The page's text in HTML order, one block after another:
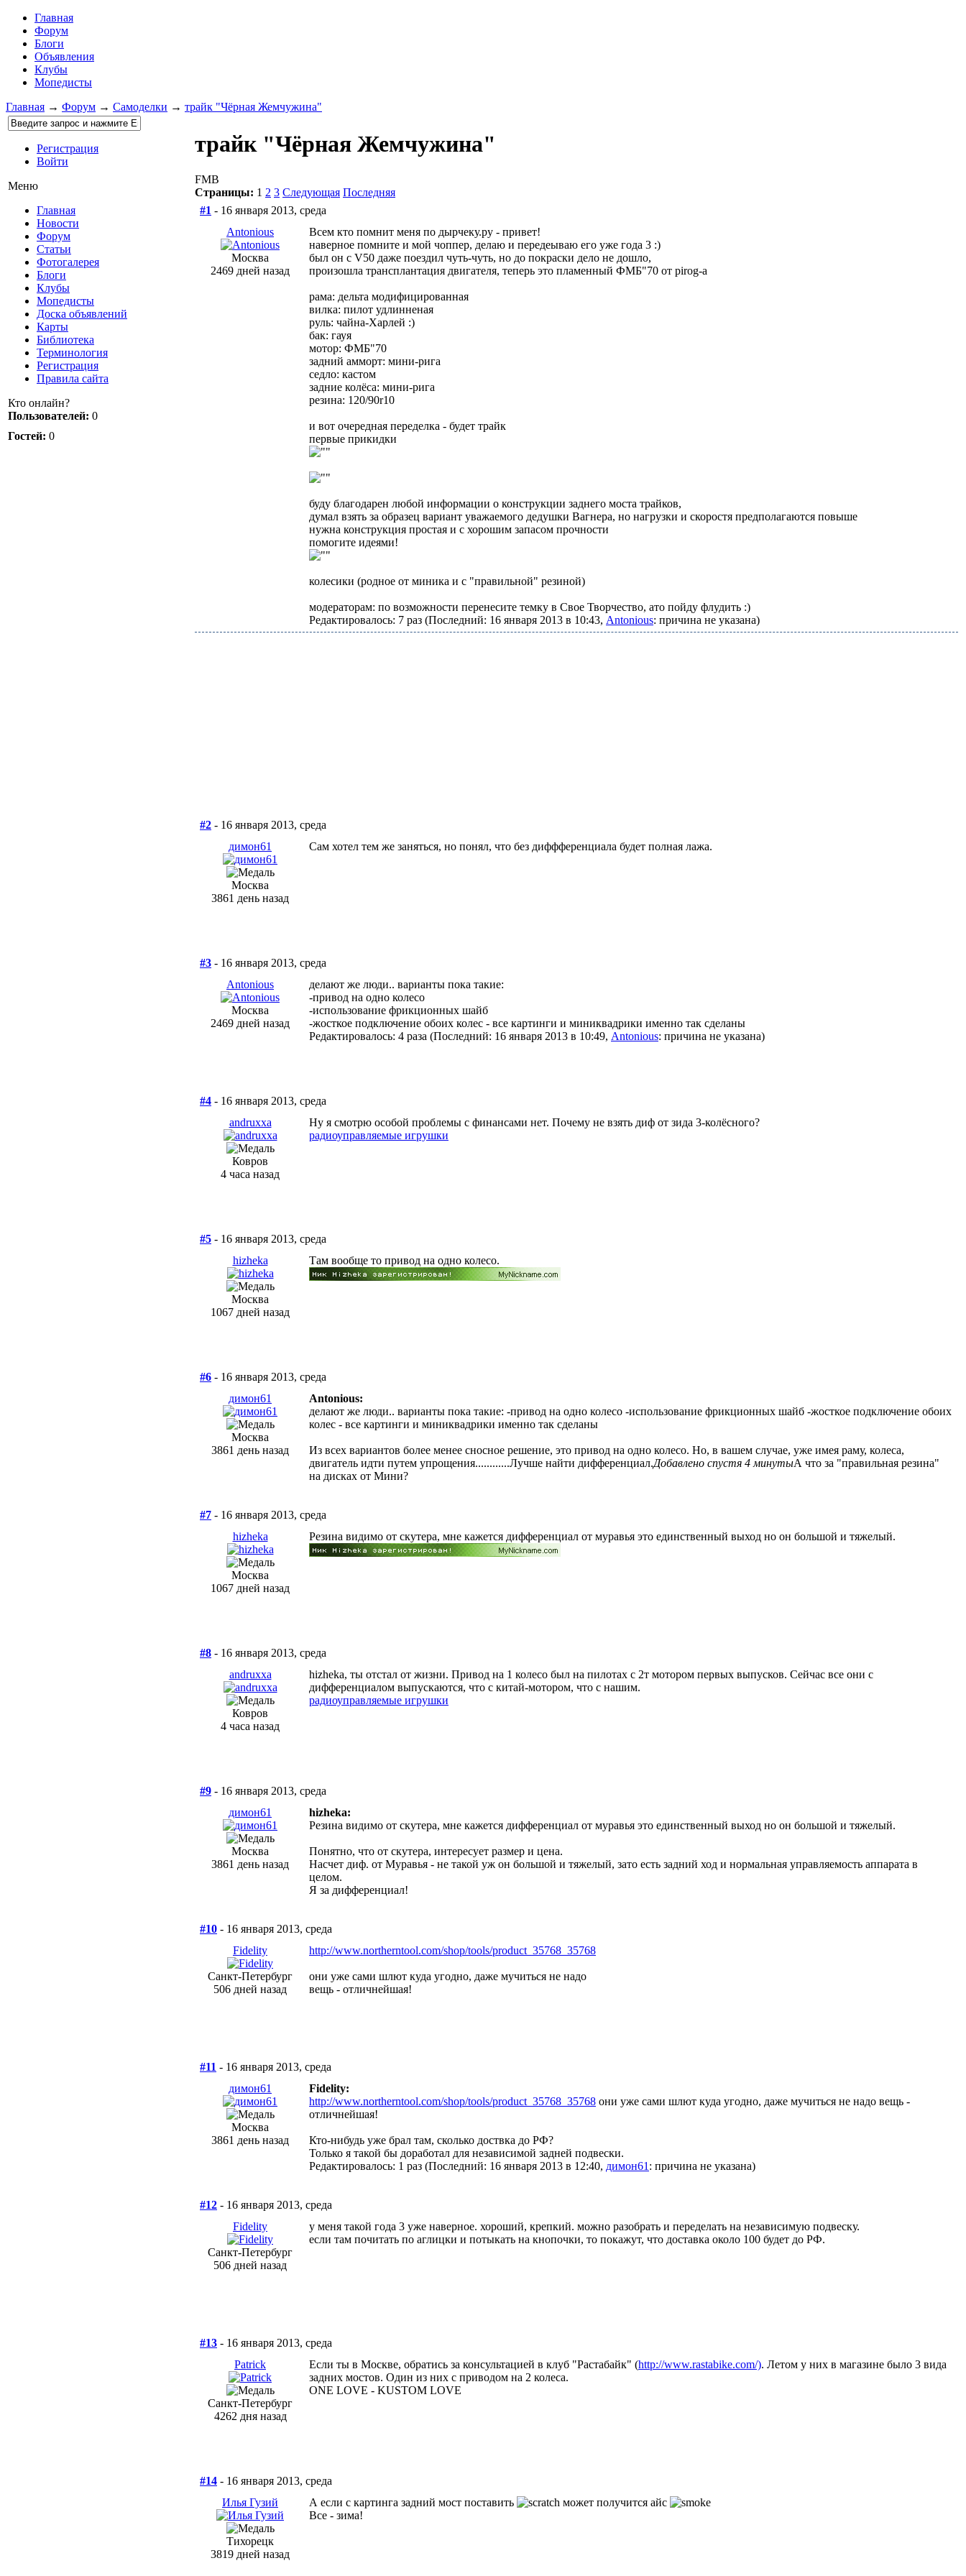
Главная
Форум
Блоги
Объявления
Клубы
Мопедисты
Главная → Форум → Самоделки → трайк "Чёрная Жемчужина"
Регистрация
Войти
Меню
Главная
Новости
Форум
Статьи
Фотогалерея
Блоги
Клубы
Мопедисты
Доска объявлений
Карты
Библиотека
Терминология
Регистрация
Правила сайта
Кто онлайн?
Пользователей: 0
Гостей: 0
трайк "Чёрная Жемчужина"
FMB
Страницы: 1 2 3 Следующая Последняя
#1 - 16 января 2013, среда
Antonious
Москва
2469 дней назад
Всем кто помнит меня по дырчеку.ру - привет!
наверное помните и мой чоппер, делаю и передеываю его уже года 3 :)
был он с V50 даже поездил чуть-чуть, но до покраски дело не дошло,
произошла трансплантация двигателя, теперь это пламенный ФМБ"70 от pirog-а
рама: дельта модифицированная
вилка: пилот удлинненая
руль: чайна-Харлей :)
бак: гауя
мотор: ФМБ"70
задний амморт: мини-рига
седло: кастом
задние колёса: мини-рига
резина: 120/90r10
и вот очередная переделка - будет трайк
первые прикидки
буду благодарен любой информации о конструкции заднего моста трайков,
думал взять за образец вариант уважаемого дедушки Вагнера, но нагрузки и скоростя предполагаются повыше
нужна конструкция простая и с хорошим запасом прочности
помогите идеями!
колесики (родное от миника и с "правильной" резиной)
модераторам: по возможности перенесите темку в Свое Творчество, ато пойду флудить :)
Редактировалось: 7 раз (Последний: 16 января 2013 в 10:43, Antonious: причина не указана)
#2 - 16 января 2013, среда
димон61
Москва
3861 день назад
Сам хотел тем же заняться, но понял, что без диффференциала будет полная лажа.
#3 - 16 января 2013, среда
Antonious
Москва
2469 дней назад
делают же люди.. варианты пока такие:
-привод на одно колесо
-использование фрикционных шайб
-жосткое подключение обоих колес - все картинги и миниквадрики именно так сделаны
Редактировалось: 4 раза (Последний: 16 января 2013 в 10:49, Antonious: причина не указана)
#4 - 16 января 2013, среда
andruxxa
Ковров
4 часа назад
Ну я смотрю особой проблемы с финансами нет. Почему не взять диф от зида 3-колёсного?
радиоуправляемые игрушки
#5 - 16 января 2013, среда
hizheka
Москва
1067 дней назад
Там вообще то привод на одно колесо.
#6 - 16 января 2013, среда
димон61
Москва
3861 день назад
Antonious:
делают же люди.. варианты пока такие: -привод на одно колесо -использование фрикционных шайб -жосткое подключение обоих
колес - все картинги и миниквадрики именно так сделаны
Из всех вариантов более менее сносное решение, это привод на одно колесо. Но, в вашем случае, уже имея раму, колеса,
двигатель идти путем упрощения............Лучше найти дифференциал.Добавлено спустя 4 минутыА что за "правильная резина"
на дисках от Мини?
#7 - 16 января 2013, среда
hizheka
Москва
1067 дней назад
Резина видимо от скутера, мне кажется дифференциал от муравья это единственный выход но он большой и тяжелый.
#8 - 16 января 2013, среда
andruxxa
Ковров
4 часа назад
hizheka, ты отстал от жизни. Привод на 1 колесо был на пилотах с 2т мотором первых выпусков. Сейчас все они с
дифференциалом выпускаются, что с китай-мотором, что с нашим.
радиоуправляемые игрушки
#9 - 16 января 2013, среда
димон61
Москва
3861 день назад
hizheka:
Резина видимо от скутера, мне кажется дифференциал от муравья это единственный выход но он большой и тяжелый.
Понятно, что от скутера, интересует размер и цена.
Насчет диф. от Муравья - не такой уж он большой и тяжелый, зато есть задний ход и нормальная управляемость аппарата в
целом.
Я за дифференциал!
#10 - 16 января 2013, среда
Fidelity
Санкт-Петербург
506 дней назад
http://www.northerntool.com/shop/tools/product_35768_35768
они уже сами шлют куда угодно, даже мучиться не надо
вещь - отличнейшая!
#11 - 16 января 2013, среда
димон61
Москва
3861 день назад
Fidelity:
http://www.northerntool.com/shop/tools/product_35768_35768 они уже сами шлют куда угодно, даже мучиться не надо вещь -
отличнейшая!
Кто-нибудь уже брал там, сколько доствка до РФ?
Только я такой бы доработал для независимой задней подвески.
Редактировалось: 1 раз (Последний: 16 января 2013 в 12:40, димон61 : причина не указана)
#12 - 16 января 2013, среда
Fidelity
Санкт-Петербург
506 дней назад
у меня такой года 3 уже наверное. хороший, крепкий. можно разобрать и переделать на независимую подвеску.
если там почитать по аглицки и потыкать на кнопочки, то покажут, что доставка около 100 будет до РФ.
#13 - 16 января 2013, среда
Patrick
Санкт-Петербург
4262 дня назад
Если ты в Москве, обратись за консультацией в клуб "Растабайк" (http://www.rastabike.com/). Летом у них в магазине было 3 вида
задних мостов. Один из них с приводом на 2 колеса.
ONE LOVE - KUSTOM LOVE
#14 - 16 января 2013, среда
Илья Гузий
Тихорецк
3819 дней назад
А если с картинга задний мост поставить
может получится айс
Все - зима!